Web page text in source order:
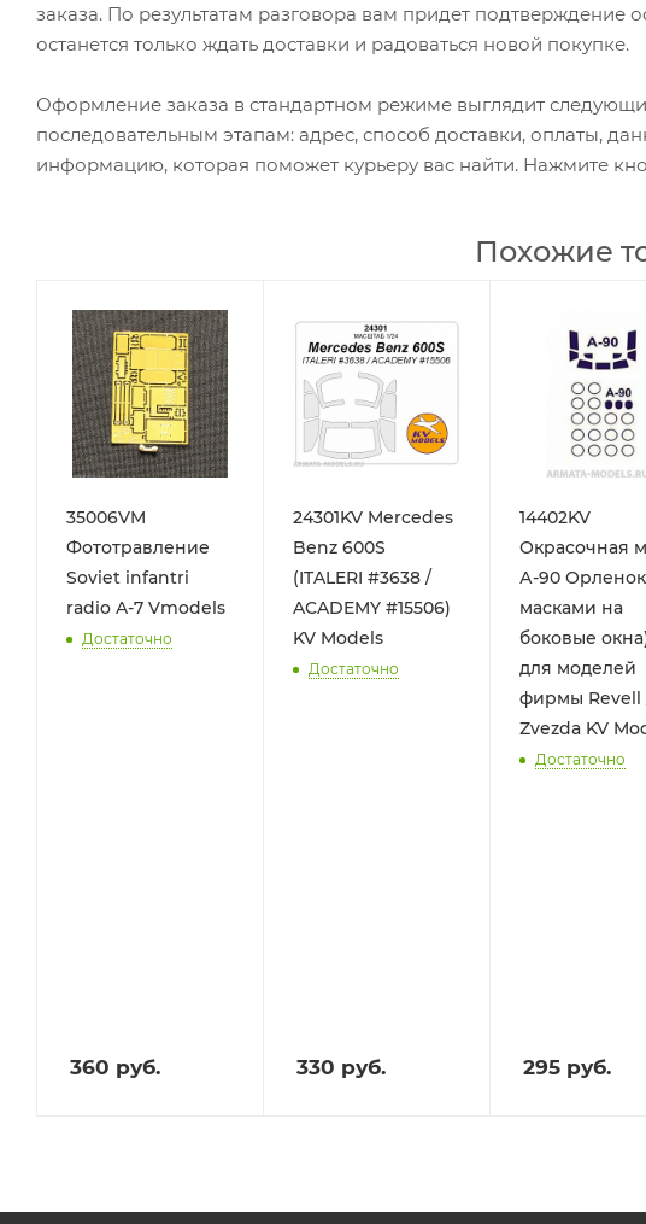
заказа. По результатам разговора вам придет
останется только ждать доставки и радоваться новой покупке.
Оформление заказа в стандартном режиме выглядит
последовательным этапам: адрес, способ доставки, оплаты,
информацию, которая поможет курьеру вас найти. Нажмите
Похожие
35006VM
Фототравление
Soviet infantri
radio A-7 Vmodels
Достаточно
360 руб.
24301KV Mercedes
Benz 600S
(ITALERI #3638 /
ACADEMY #15506)
KV Models
Достаточно
330 руб.
14402KV
Окрасочная
А-90 Орленок (с
масками на
боковые
для моделей
фирмы Revell
Zvezda KV
Достаточно
295руб.